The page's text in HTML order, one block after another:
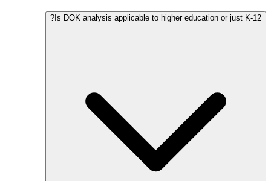
Is DOK analysis applicable to higher education or just K-12?